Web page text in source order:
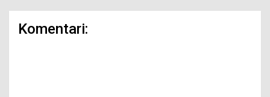
Komentari: